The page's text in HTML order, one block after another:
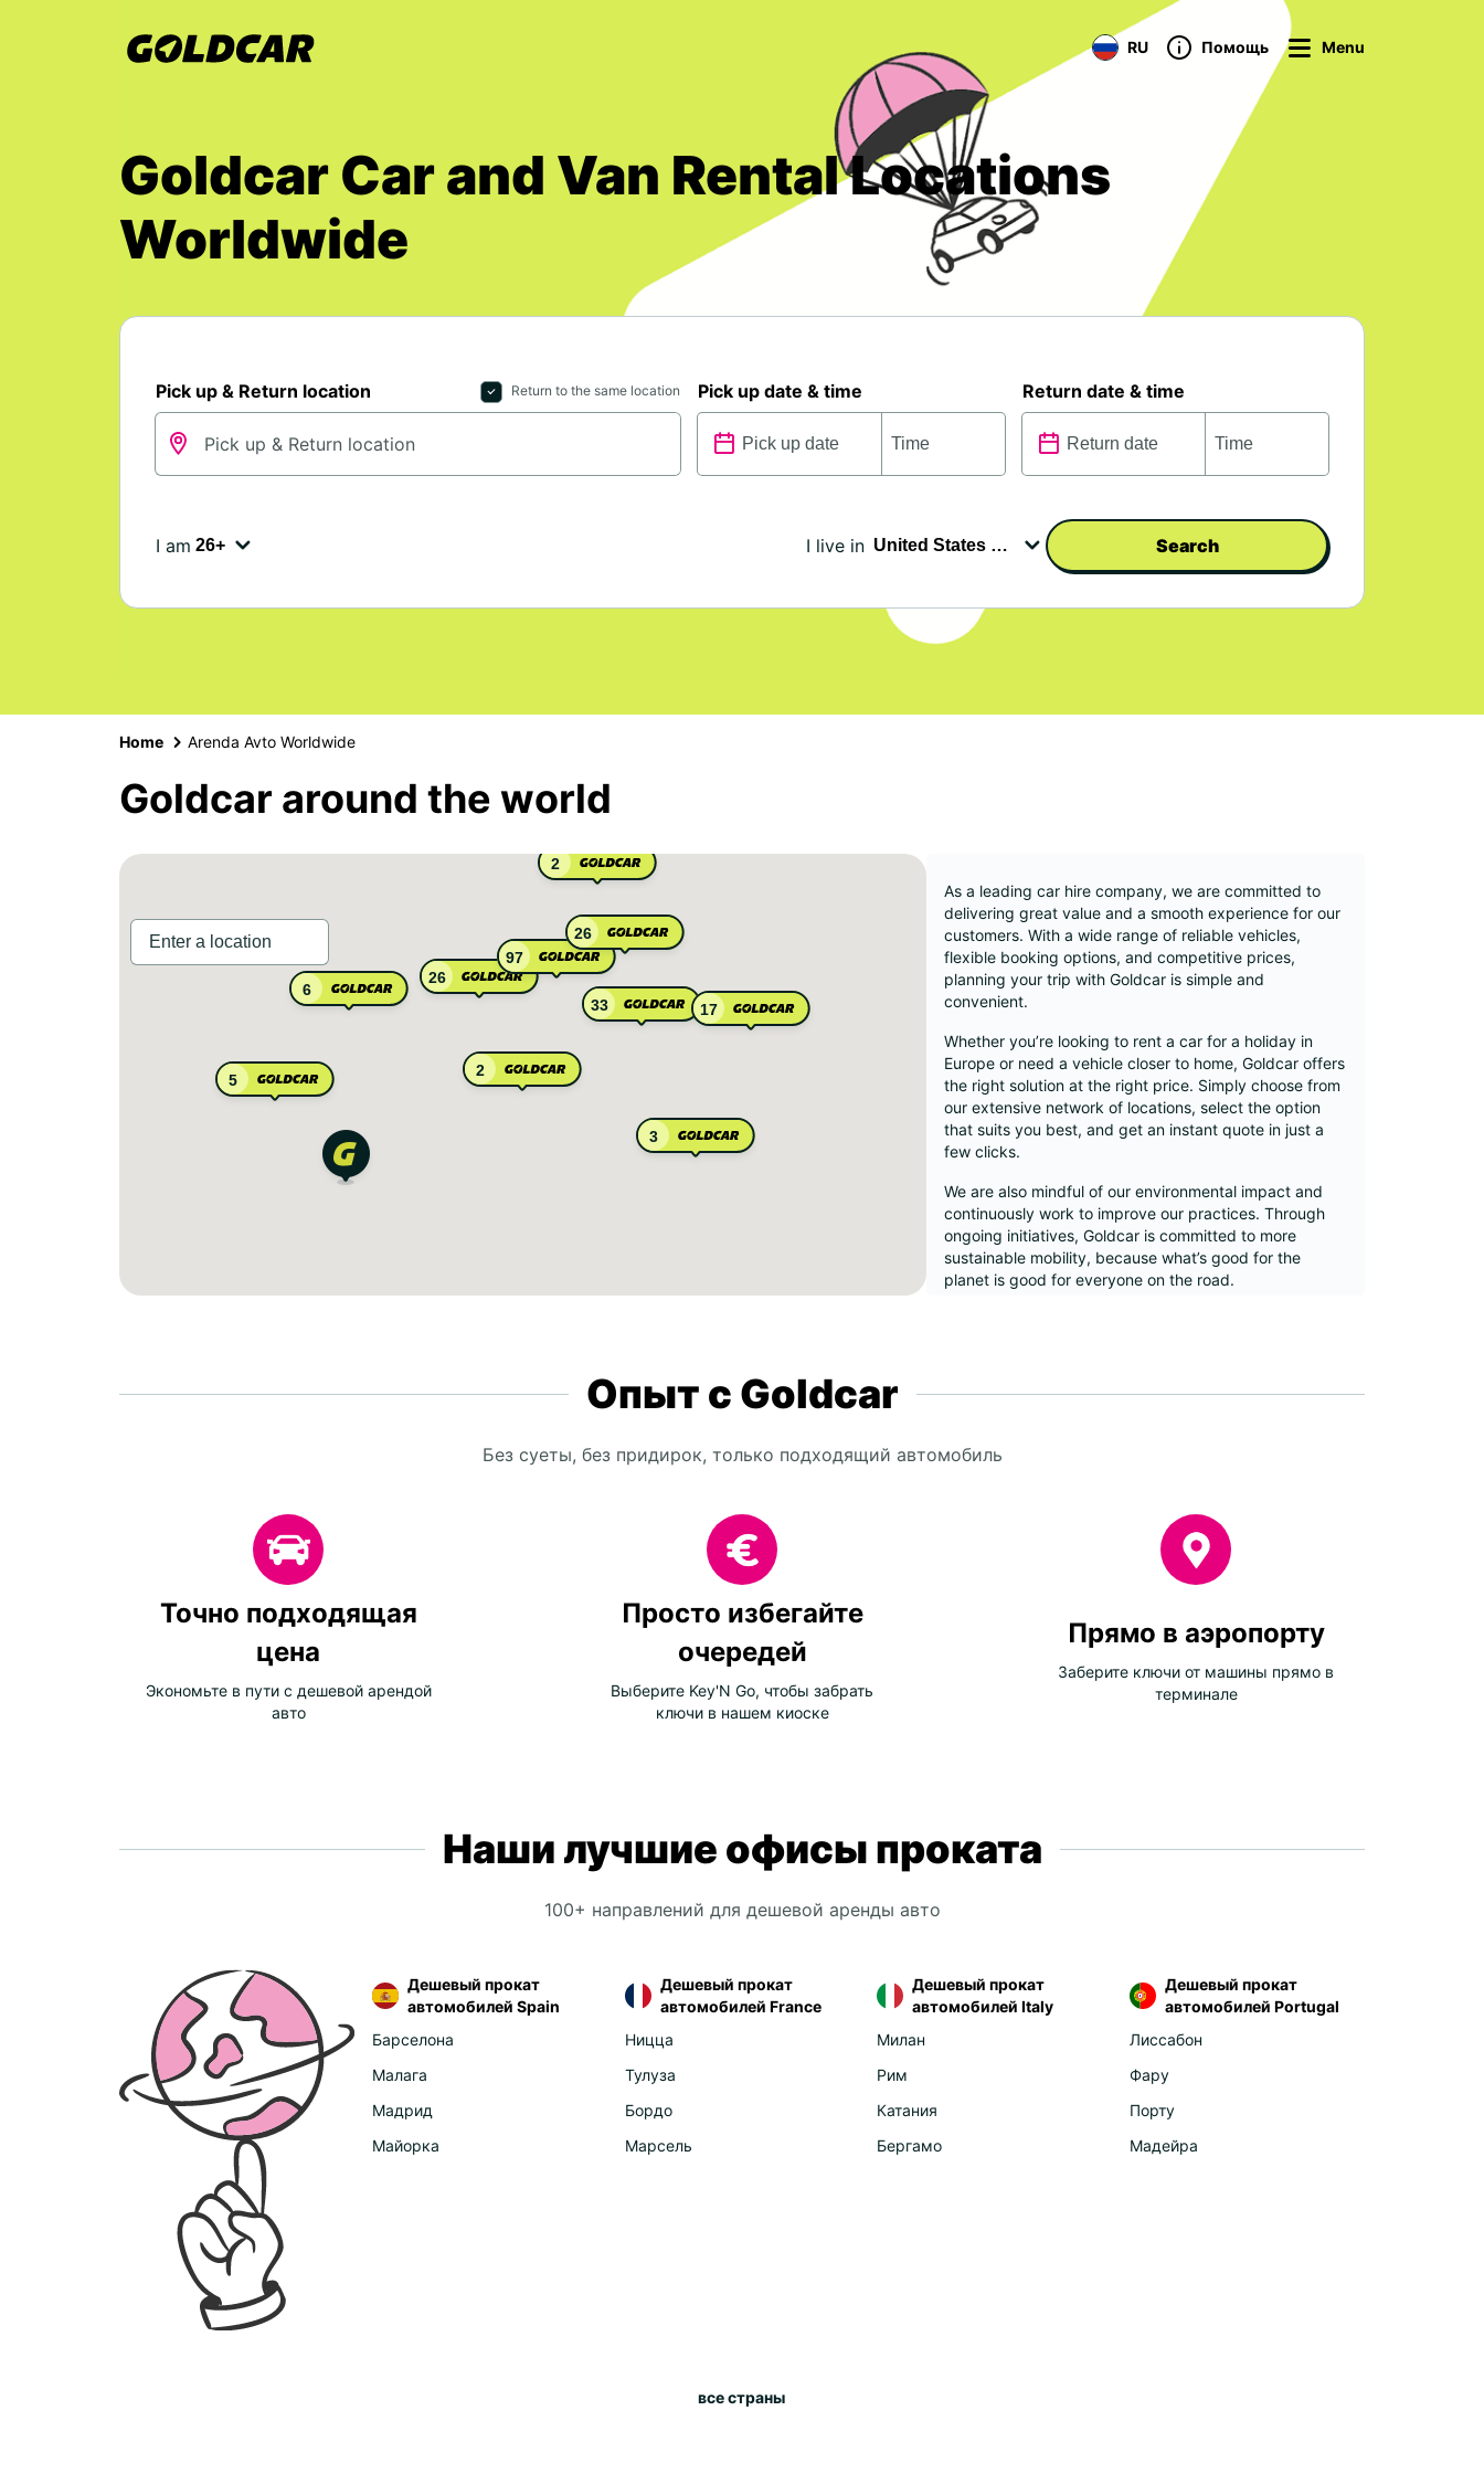
RU Помощь Menu
Goldcar Car and Van Rental Locations
Worldwide
Pick up & Return location Return to the same location Pick up date & time Return date & time
I am I live in Search
Home Arenda Avto Worldwide
Goldcar around the world
2
26
97
33
26
3
2
6
17
5
As a leading car hire company, we are committed to
delivering great value and a smooth experience for our
customers. With a wide range of reliable vehicles,
flexible booking options, and competitive prices,
planning your trip with Goldcar is simple and
convenient.
Whether you’re looking to rent a car for a holiday in
Europe or need a vehicle closer to home, Goldcar offers
the right solution at the right price. Simply choose from
our extensive network of locations, select the option
that suits you best, and get an instant quote in just a
few clicks.
We are also mindful of our environmental impact and
continuously work to improve our practices. Through
ongoing initiatives, Goldcar is committed to more
sustainable mobility, because what’s good for the
planet is good for everyone on the road.
Iceland
Bosnia And Herzegovina
Kosovo
Poland
Romania
Опыт с Goldcar
Без суеты, без придирок, только подходящий автомобиль
Точно подходящая
цена
Экономьте в пути с дешевой арендой
авто
Просто избегайте
очередей
Выберите Key'N Go, чтобы забрать
ключи в нашем киоске
Прямо в аэропорту
Заберите ключи от машины прямо в
терминале
Наши лучшие офисы проката
100+ направлений для дешевой аренды авто
Дешевый прокат
автомобилей Spain
Барселона
Малага
Мадрид
Майорка
Дешевый прокат
автомобилей France
Ницца
Тулуза
Бордо
Марсель
Дешевый прокат
автомобилей Italy
Милан
Рим
Катания
Бергамо
Дешевый прокат
автомобилей Portugal
Лиссабон
Фару
Порту
Мадейра
все страны